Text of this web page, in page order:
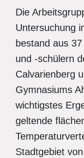
Die
Untersuchung
bestand aus
und -schülern
Calvarienberg
Gymnasiums
wichtigstes
geltende
Stadtgebiet